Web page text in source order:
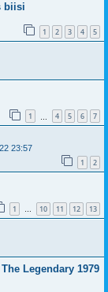
biisi
1 2 3 4 5
1 4 5 6 7
23:57
1 2
1 … 10 11 12 13
Legendary 1979